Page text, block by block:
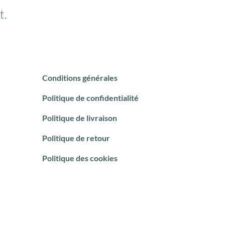
Conditions générales
Politique de confidentialité
Politique de livraison
Politique de retour
Politique des cookies